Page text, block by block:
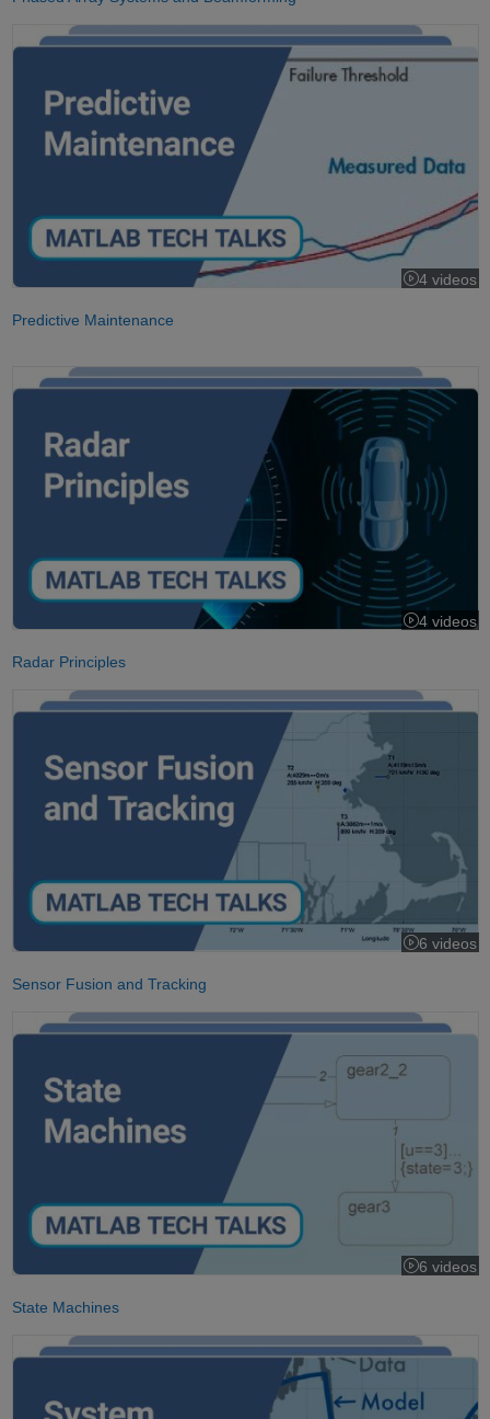
Predictive Maintenance
4 videos
Predictive Maintenance
Understanding Radar Principles
4 videos
Radar Principles
Understanding Sensor Fusion and Tracking
6 videos
Sensor Fusion and Tracking
State Machines
6 videos
State Machines
System Identification